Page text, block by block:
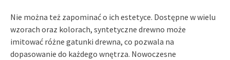
Nie można też zapominać o ich estetyce. Dostępne w wielu
wzorach oraz kolorach, syntetyczne drewno może
imitować różne gatunki drewna, co pozwala na
dopasowanie do każdego wnętrza. Nowoczesne